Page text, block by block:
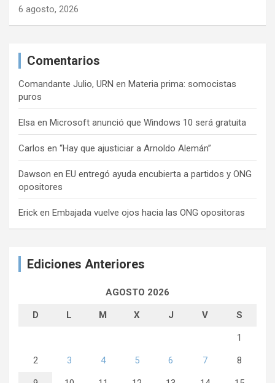
6 agosto, 2026
Comentarios
Comandante Julio, URN en Materia prima: somocistas
puros
Elsa en Microsoft anunció que Windows 10 será gratuita
Carlos en “Hay que ajusticiar a Arnoldo Alemán”
Dawson en EU entregó ayuda encubierta a partidos y ONG
opositores
Erick en Embajada vuelve ojos hacia las ONG opositoras
Ediciones Anteriores
AGOSTO 2026
D L M X J V S
1
2 3 4 5 6 7 8